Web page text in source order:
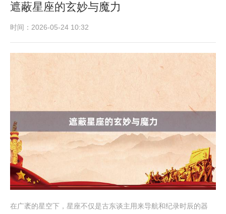
遮蔽星座的玄妙与魔力
时间：2026-05-24 10:32
在广袤的星空下，星座不仅是古东谈主用来导航和纪录时辰的器